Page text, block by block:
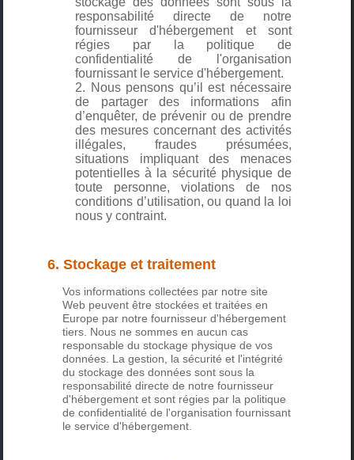
responsabilité directe de notre
fournisseur d'hébergement et sont
régies par la politique de
confidentialité de l'organisation
fournissant le service d'hébergement.
Nous pensons qu’il est nécessaire
de partager des informations afin
d’enquêter, de prévenir ou de prendre
des mesures concernant des activités
illégales, fraudes présumées,
situations impliquant des menaces
potentielles à la sécurité physique de
toute personne, violations de nos
conditions d’utilisation, ou quand la loi
nous y contraint.
6. Stockage et traitement
Vos informations collectées par notre site
Web peuvent être stockées et traitées en
Europe par notre fournisseur d'hébergement
tiers. Nous ne sommes en aucun cas
responsable du stockage physique de vos
données. La gestion, la sécurité et l'intégrité
du stockage des données sont sous la
responsabilité directe de notre fournisseur
d'hébergement et sont régies par la politique
de confidentialité de l'organisation fournissant
le service d'hébergement.